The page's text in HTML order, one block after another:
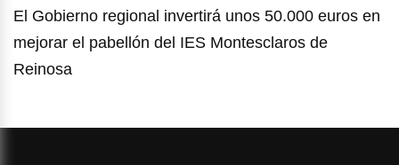
El Gobierno regional invertirá unos 50.000 euros en
mejorar el pabellón del IES Montesclaros de
Reinosa